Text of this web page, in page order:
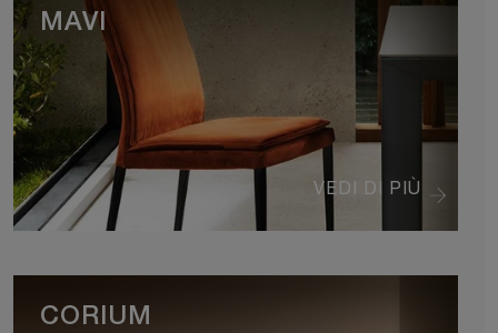
VEDI DI PIÙ
MAVI
CORIUM